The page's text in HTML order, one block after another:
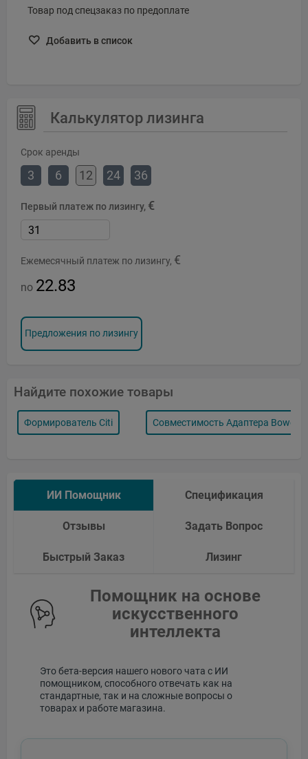
Товар под спецзаказ по предоплате
Добавить в список
Калькулятор лизинга
Срок аренды
3 6 12 24 36
Первый платеж по лизингу, €
Ежемесячный платеж по лизингу, €
no 22.83
Предложения по лизингу
Найдите похожие товары
Формирователь Citi Совместимость Адаптера Bowens
ИИ Помощник Спецификация
Отзывы Задать Вопрос
Быстрый Заказ Лизинг
Помощник на основе
искусственного
интеллекта
Это бета-версия нашего нового чата с ИИ
помощником, способного отвечать как на
стандартные, так и на сложные вопросы о
товарах и работе магазина.